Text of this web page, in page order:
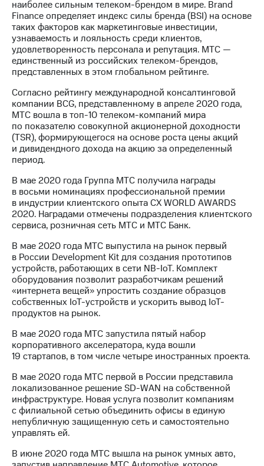
наиболее сильным телеком-брендом в мире. Brand
Finance определяет индекс силы бренда (BSI) на основе
таких факторов как маркетинговые инвестиции,
узнаваемость и лояльность среди клиентов,
удовлетворенность персонала и репутация. МТС —
единственный из российских телеком-брендов,
представленных в этом глобальном рейтинге.
Согласно рейтингу международной консалтинговой
компании BCG, представленному в апреле 2020 года,
МТС вошла в топ-10 телеком-компаний мира
по показателю совокупной акционерной доходности
(TSR), формирующегося на основе роста цены акций
и дивидендного дохода на акцию за определенный
период.
В мае 2020 года Группа МТС получила награды
в восьми номинациях профессиональной премии
в индустрии клиентского опыта СХ WORLD AWARDS
2020. Наградами отмечены подразделения клиентского
сервиса, розничная сеть МТС и МТС Банк.
В мае 2020 года МТС выпустила на рынок первый
в России Development Kit для создания прототипов
устройств, работающих в сети NB-IoT. Комплект
оборудования позволит разработчикам решений
«интернета вещей» упростить создание образцов
собственных IoT-устройств и ускорить вывод IoT-
продуктов на рынок.
В мае 2020 года МТС запустила пятый набор
корпоративного акселератора, куда вошли
19 стартапов, в том числе четыре иностранных проекта.
В мае 2020 года МТС первой в России представила
локализованное решение SD-WAN на собственной
инфраструктуре. Новая услуга позволит компаниям
с филиальной сетью объединить офисы в единую
непубличную защищенную сеть и самостоятельно
управлять ей.
В июне 2020 года МТС вышла на рынок умных авто,